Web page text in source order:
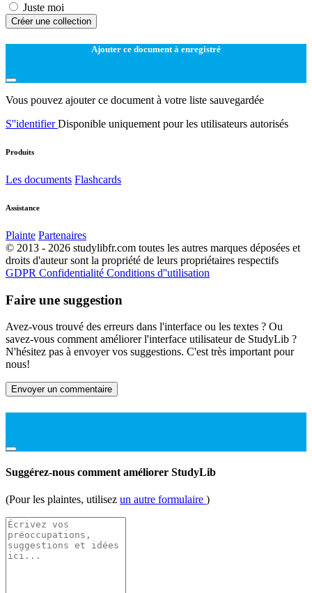
Juste moi
Créer une collection
Ajouter ce document à enregistré
Vous pouvez ajouter ce document à votre liste sauvegardée
S''identifierDisponible uniquement pour les utilisateurs autorisés
Produits
Les documents Flashcards
Assistance
Plainte Partenaires
© 2013 - 2026 studylibfr.com toutes les autres marques déposées et
droits d'auteur sont la propriété de leurs propriétaires respectifs
GDPR Confidentialité Conditions d''utilisation
Faire une suggestion
Avez-vous trouvé des erreurs dans l'interface ou les textes ? Ou
savez-vous comment améliorer l'interface utilisateur de StudyLib ?
N'hésitez pas à envoyer vos suggestions. C'est très important pour
nous!
Envoyer un commentaire
Suggérez-nous comment améliorer StudyLib
(Pour les plaintes, utilisez un autre formulaire )